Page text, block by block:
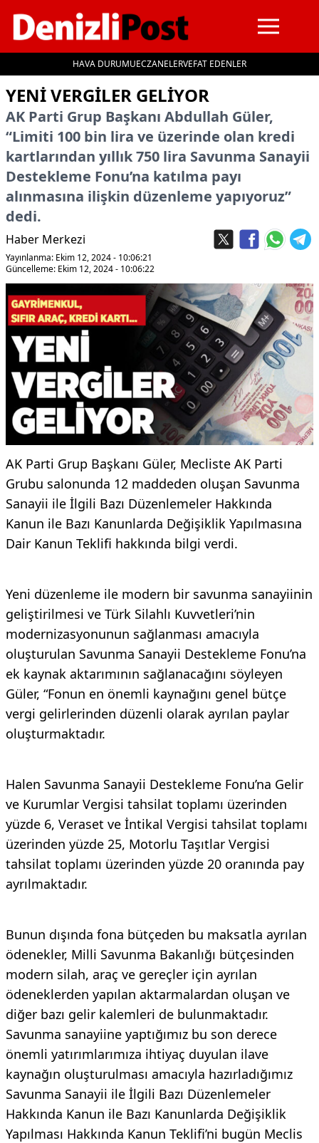
HAVA DURUMUECZANELERVEFAT EDENLER
İçeriğe geç
YENI VERGILER GELIYOR
AK Parti Grup Başkanı Abdullah Güler,
“Limiti 100 bin lira ve üzerinde olan kredi
kartlarından yıllık 750 lira Savunma Sanayii
Destekleme Fonu’na katılma payı
alınmasına ilişkin düzenleme yapıyoruz”
dedi.
Haber Merkezi
Yayınlanma: Ekim 12, 2024 - 10:06:21
Güncelleme: Ekim 12, 2024 - 10:06:22
AK Parti Grup Başkanı Güler, Mecliste AK Parti
Grubu salonunda 12 maddeden oluşan Savunma
Sanayii ile İlgili Bazı Düzenlemeler Hakkında
Kanun ile Bazı Kanunlarda Değişiklik Yapılmasına
Dair Kanun Teklifi hakkında bilgi verdi.
Yeni düzenleme ile modern bir savunma sanayiinin
geliştirilmesi ve Türk Silahlı Kuvvetleri’nin
modernizasyonunun sağlanması amacıyla
oluşturulan Savunma Sanayii Destekleme Fonu’na
ek kaynak aktarımının sağlanacağını söyleyen
Güler, “Fonun en önemli kaynağını genel bütçe
vergi gelirlerinden düzenli olarak ayrılan paylar
oluşturmaktadır.
Halen Savunma Sanayii Destekleme Fonu’na Gelir
ve Kurumlar Vergisi tahsilat toplamı üzerinden
yüzde 6, Veraset ve İntikal Vergisi tahsilat toplamı
üzerinden yüzde 25, Motorlu Taşıtlar Vergisi
tahsilat toplamı üzerinden yüzde 20 oranında pay
ayrılmaktadır.
Bunun dışında fona bütçeden bu maksatla ayrılan
ödenekler, Milli Savunma Bakanlığı bütçesinden
modern silah, araç ve gereçler için ayrılan
ödeneklerden yapılan aktarmalardan oluşan ve
diğer bazı gelir kalemleri de bulunmaktadır.
Savunma sanayiine yaptığımız bu son derece
önemli yatırımlarımıza ihtiyaç duyulan ilave
kaynağın oluşturulması amacıyla hazırladığımız
Savunma Sanayii ile İlgili Bazı Düzenlemeler
Hakkında Kanun ile Bazı Kanunlarda Değişiklik
Yapılması Hakkında Kanun Teklifi’ni bugün Meclis